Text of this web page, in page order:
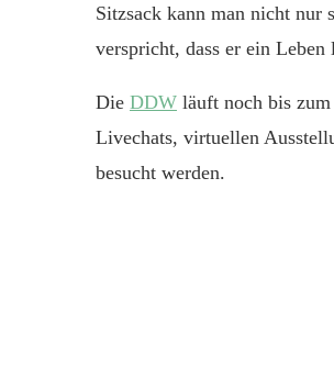
Sitzsack kann man nicht nur
verspricht, dass er ein Leben
Die DDW läuft noch bis
Livechats, virtuellen
besucht werden.